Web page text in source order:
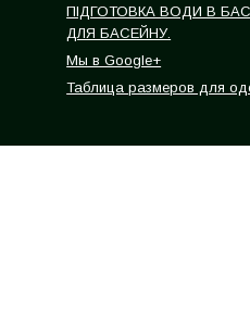
ПІДГОТОВКА ВОДИ В
ДЛЯ БАСЕЙНУ.
Мы в Google+
Таблица размеров для